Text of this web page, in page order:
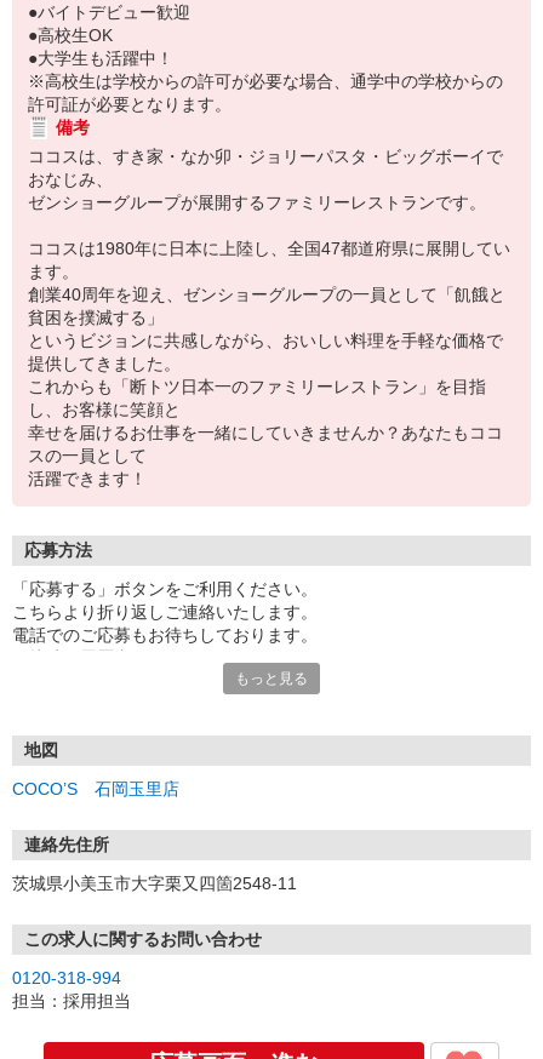
●バイトデビュー歓迎
●高校生OK
●大学生も活躍中！
※高校生は学校からの許可が必要な場合、通学中の学校からの
許可証が必要となります。
備考
ココスは、すき家・なか卯・ジョリーパスタ・ビッグボーイで
おなじみ、
ゼンショーグループが展開するファミリーレストランです。
ココスは1980年に日本に上陸し、全国47都道府県に展開してい
ます。
創業40周年を迎え、ゼンショーグループの一員として「飢餓と
貧困を撲滅する」
というビジョンに共感しながら、おいしい料理を手軽な価格で
提供してきました。
これからも「断トツ日本一のファミリーレストラン」を目指
し、お客様に笑顔と
幸せを届けるお仕事を一緒にしていきませんか？あなたもココ
スの一員として
活躍できます！
応募方法
「応募する」ボタンをご利用ください。
こちらより折り返しご連絡いたします。
電話でのご応募もお待ちしております。
もっと見る
地図
COCO’S 石岡玉里店
連絡先住所
茨城県小美玉市大字栗又四箇2548-11
この求人に関するお問い合わせ
0120-318-994
担当：採用担当